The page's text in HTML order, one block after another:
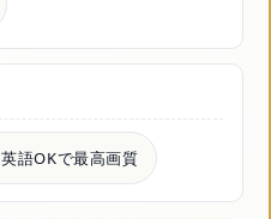
英語OKで最高画質